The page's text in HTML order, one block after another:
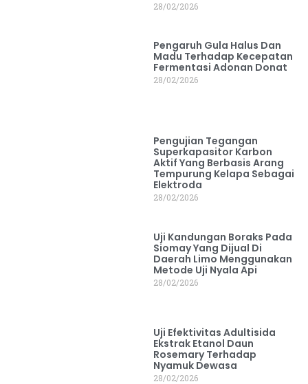
28/02/2026
Pengaruh Gula Halus Dan
Madu Terhadap Kecepatan
Fermentasi Adonan Donat
28/02/2026
Pengujian Tegangan
Superkapasitor Karbon
Aktif Yang Berbasis Arang
Tempurung Kelapa Sebagai
Elektroda
28/02/2026
Uji Kandungan Boraks Pada
Siomay Yang Dijual Di
Daerah Limo Menggunakan
Metode Uji Nyala Api
28/02/2026
Uji Efektivitas Adultisida
Ekstrak Etanol Daun
Rosemary Terhadap
Nyamuk Dewasa
28/02/2026